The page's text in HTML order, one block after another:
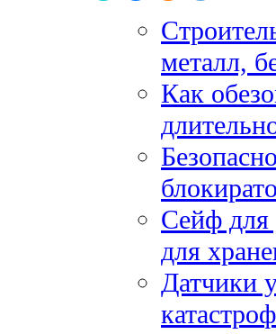
металл,
Как
Сейф для
для
Датчики